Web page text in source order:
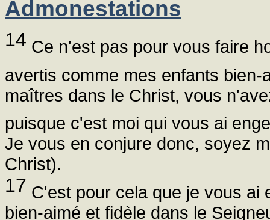
Admonestations
14 Ce n'est pas pour vous faire
avertis comme mes enfants
maîtres dans le Christ, vous
puisque c'est moi qui vous ai
Je vous en conjure donc, soyez
Christ).
17 C'est pour cela que je vous ai
bien-aimé et fidèle dans le